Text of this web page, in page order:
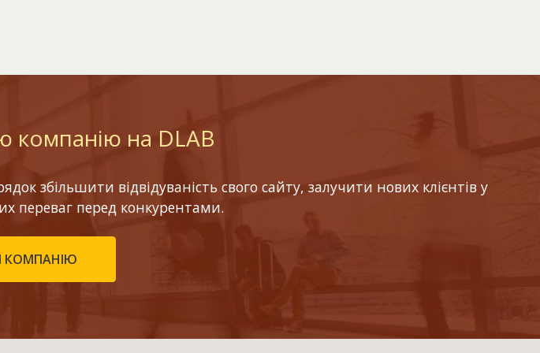
компанію на DLAB
збільшити відвідуваність свого сайту, залучити нових клієнтів у
переваг перед конкурентами.